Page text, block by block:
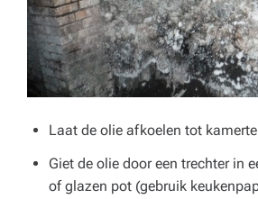
Laat de olie afkoelen tot
Giet de olie door een trechter in
of glazen pot (gebruik